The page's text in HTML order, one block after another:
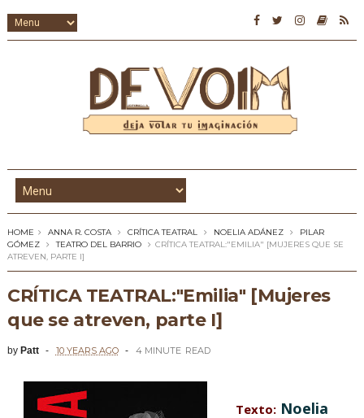
HOME ANNA R. COSTA CRÍTICA TEATRAL NOELIA ADÁNEZ
PILAR
GÓMEZ
TEATRO DEL BARRIO
CRÍTICA TEATRAL:"EMILIA" [MUJERES QUE SE
ATREVEN, PARTE I]
CRÍTICA TEATRAL:"Emilia" [Mujeres
que se atreven, parte I]
by Patt 10 YEARS AGO 4 MINUTE READ
Texto:Noelia